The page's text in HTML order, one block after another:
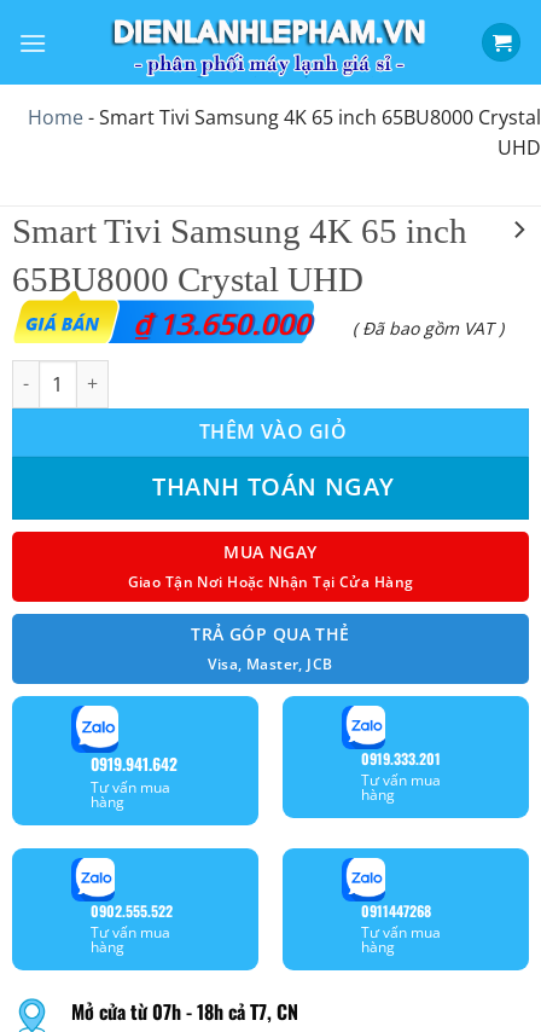
qua
dungHome-Smart Tivi Samsung 4K 65 inch 65BU8000 Crystal
UHD
Smart Tivi Samsung 4K 65 inch
65BU8000 Crystal UHD
₫13.650.000
( Đã bao gồm VAT )
Smart Tivi Samsung 4K 65 inch 65BU8000 Crystal UHD số lượng
THÊM VÀO GIỎ
THANH TOÁN NGAY
MUA NGAY
Giao Tận Nơi Hoặc Nhận Tại Cửa Hàng
TRẢ GÓP QUA THẺ
Visa, Master, JCB
0919.941.642
Tư vấn mua
hàng
0919.333.201
Tư vấn mua
hàng
0902.555.522
Tư vấn mua
hàng
0911447268
Tư vấn mua
hàng
Mở cửa từ 07h - 18h cả T7, CN